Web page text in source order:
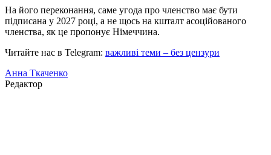
На його переконання, саме угода про членство має бути
підписана у 2027 році, а не щось на кшталт асоційованого
членства, як це пропонує Німеччина.
Читайте нас в Telegram: важливі теми – без цензури
Анна Ткаченко
Редактор